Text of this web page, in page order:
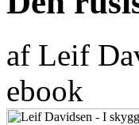
af Leif
ebook